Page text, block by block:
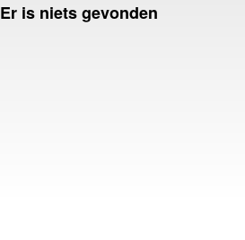
Er is niets gevonden